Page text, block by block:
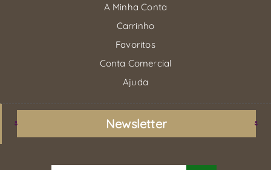
A Minha Conta
Carrinho
Favoritos
Conta Comercial
Ajuda
Newsletter